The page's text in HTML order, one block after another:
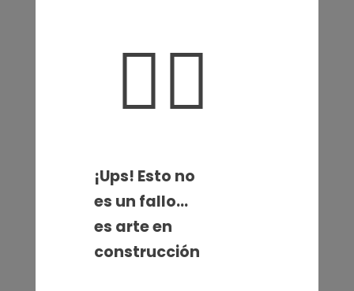
🤦‍♀️
¡Ups! Esto no
es un fallo…
es arte en
construcción